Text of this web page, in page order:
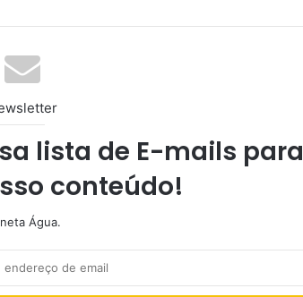
lista de E-mails para
conteúdo!
Água.